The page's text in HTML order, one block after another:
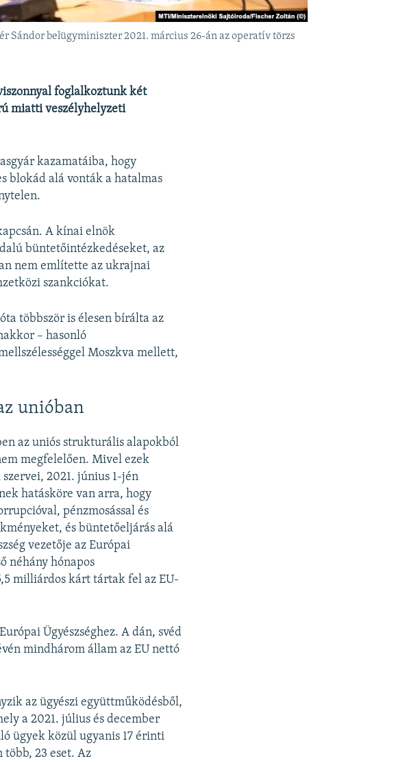
Sándor belügyminiszter 2021. március 26-án az operatív törzs
foglalkoztunk két
miatti veszélyhelyzeti
kazamatáiba, hogy
blokád alá vonták a hatalmas
A kínai elnök
büntetőintézkedéseket, az
nem említette az ukrajnai
szankciókat.
többször is élesen bírálta az
– hasonló
Moszkva mellett,
unióban
az uniós strukturális alapokból
megfelelően. Mivel ezek
2021. június 1-jén
hatásköre van arra, hogy
pénzmosással és
és büntetőeljárás alá
vezetője az Európai
néhány hónapos
milliárdos kárt tártak fel az EU-
Ügyészséghez. A dán, svéd
mindhárom állam az EU nettó
az ügyészi együttműködésből,
a 2021. július és december
ügyek közül ugyanis 17 érinti
több, 23 eset. Az